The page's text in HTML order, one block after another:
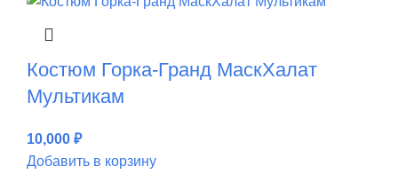
Костюм Горка-Гранд МаскХалат
Мультикам
10,000 ₽
Добавить в корзину